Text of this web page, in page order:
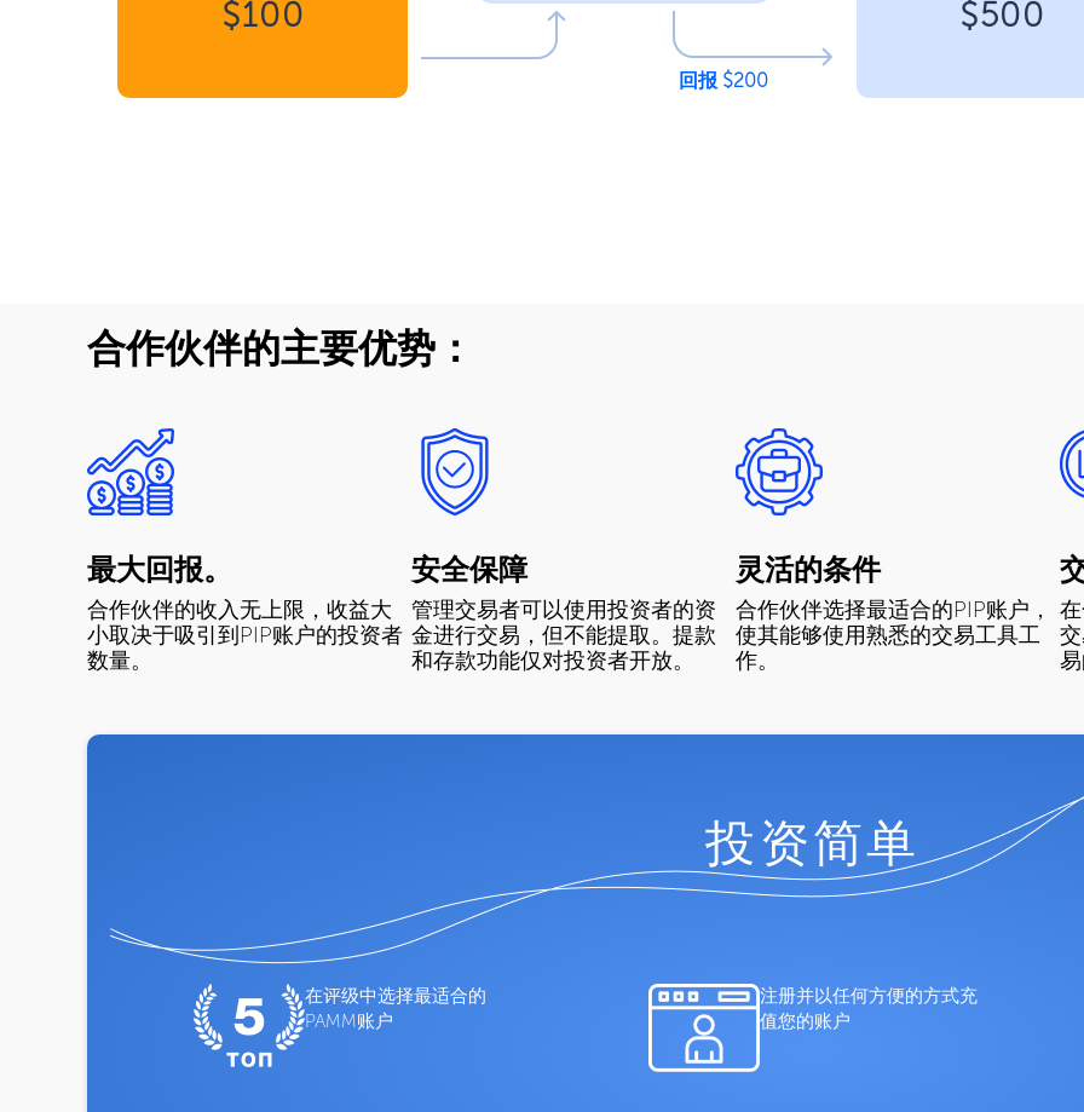
$100
回报 $200
$500
合作伙伴的主要优势：
最大回报。
合作伙伴的收入无上限，收益大
小取决于吸引到PIP账户的投资者
数量。
安全保障
管理交易者可以使用投资者的资
金进行交易，但不能提取。提款
和存款功能仅对投资者开放。
灵活的条件
合作伙伴选择最适合的PIP账户，
使其能够使用熟悉的交易工具工
作。
投资简单
在评级中选择最适合的
PAMM账户
注册并以任何方便的方式充
值您的账户